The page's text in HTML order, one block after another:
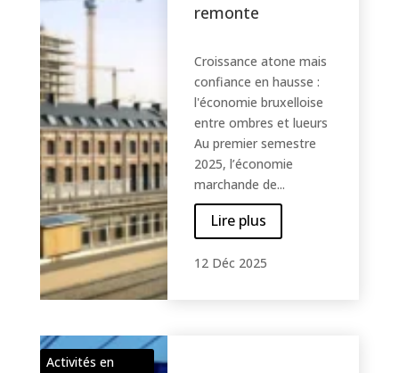
remonte
Croissance atone mais
confiance en hausse :
l'économie bruxelloise
entre ombres et lueurs
Au premier semestre
2025, l’économie
marchande de...
Lire plus
12 Déc 2025
Activités en